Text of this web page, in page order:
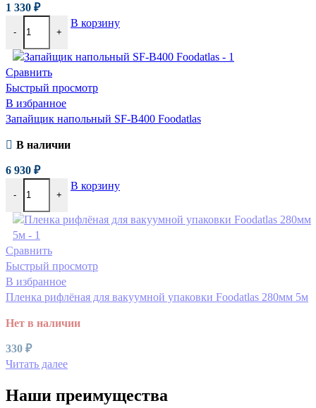
1 330 ₽
- +
В корзину
Сравнить
Быстрый просмотр
В избранное
Запайщик напольный SF-B400 Foodatlas
В наличии
6 930 ₽
- +
В корзину
Сравнить
Быстрый просмотр
В избранное
Пленка рифлёная для вакуумной упаковки Foodatlas 280мм 5м
Нет в наличии
330 ₽
Читать далее
Наши преимущества